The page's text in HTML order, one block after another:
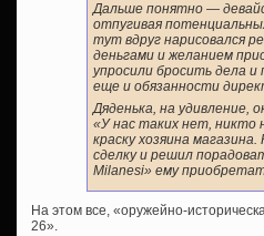
Дальше понятно —
отпугивая
тут вдруг нарисовался
деньгами и желанием
упросили бросить дела и
еще и обязанности
Дяденька, на удивление,
«У нас таких нет, никто
краску хозяина
сделку и решил
Milanesi» ему
На этом все, «оружейно-
26».